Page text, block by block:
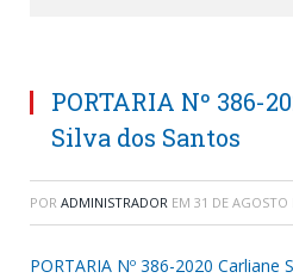
PORTARIA Nº 386-
Silva dos Santos
POR ADMINISTRADOR EM 31 DE AGOSTO
PORTARIA Nº 386-2020 Carliane